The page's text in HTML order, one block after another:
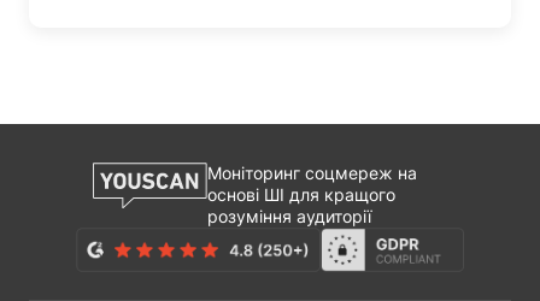
Моніторинг соцмереж на
основі ШІ для кращого
розуміння аудиторії